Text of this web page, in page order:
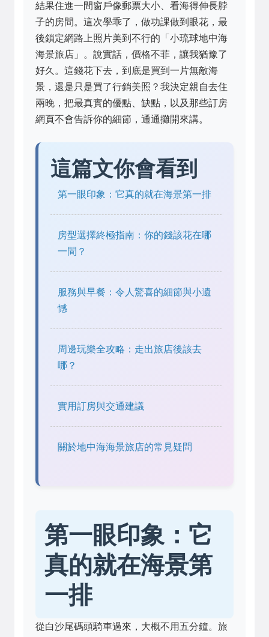
結果住進一間窗戶像郵票大小、看海得伸長脖
子的房間。這次學乖了，做功課做到眼花，最
後鎖定網路上照片美到不行的「小琉球地中海
海景旅店」。說實話，價格不菲，讓我猶豫了
好久。這錢花下去，到底是買到一片無敵海
景，還是只是買了行銷美照？我決定親自去住
兩晚，把最真實的優點、缺點，以及那些訂房
網頁不會告訴你的細節，通通攤開來講。
這篇文你會看到
第一眼印象：它真的就在海景第一排
房型選擇終極指南：你的錢該花在哪
一間？
服務與早餐：令人驚喜的細節與小遺
憾
周邊玩樂全攻略：走出旅店後該去
哪？
實用訂房與交通建議
關於地中海海景旅店的常見疑問
第一眼印象：它
真的就在海景第
一排
從白沙尾碼頭騎車過來，大概不用五分鐘。旅